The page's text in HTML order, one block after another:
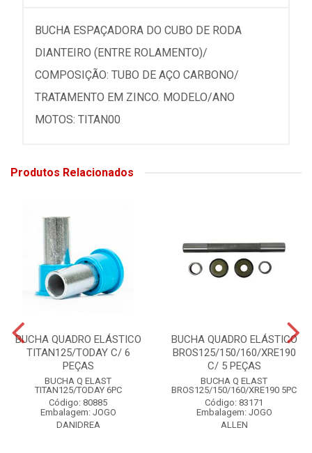
BUCHA ESPAÇADORA DO CUBO DE RODA
DIANTEIRO (ENTRE ROLAMENTO)/
COMPOSIÇÃO: TUBO DE AÇO CARBONO/
TRATAMENTO EM ZINCO. MODELO/ANO
MOTOS: TITAN00
Produtos Relacionados
BUCHA QUADRO ELÁSTICO
TITAN125/TODAY C/ 6
PEÇAS
BUCHA Q ELAST
TITAN125/TODAY 6PC
Código: 80885
Embalagem: JOGO
DANIDREA
BUCHA QUADRO ELÁSTICO
BROS125/150/160/XRE190
C/ 5 PEÇAS
BUCHA Q ELAST
BROS125/150/160/XRE190 5PC
Código: 83171
Embalagem: JOGO
ALLEN